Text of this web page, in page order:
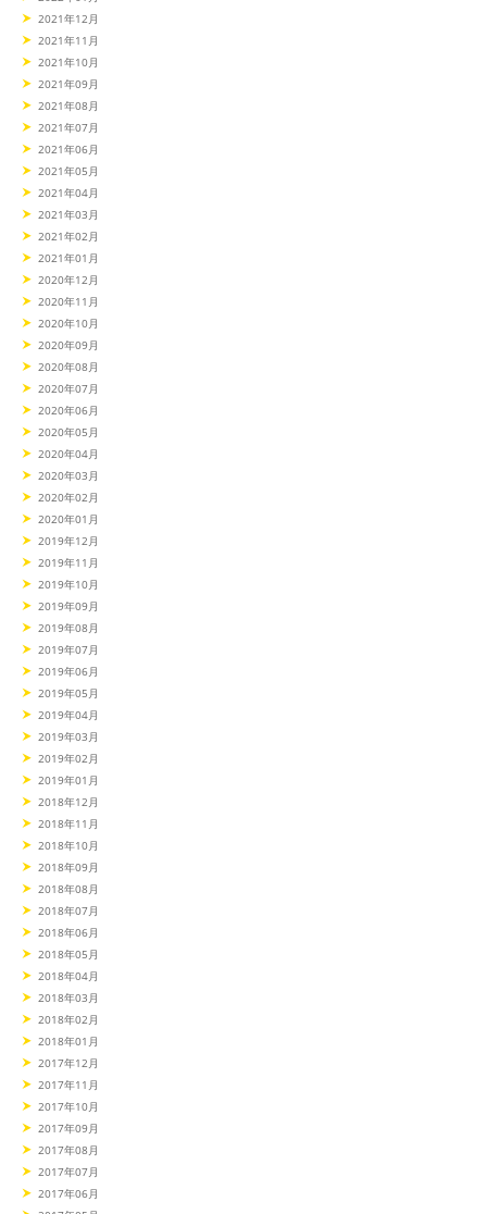
2021年12月
2021年11月
2021年10月
2021年09月
2021年08月
2021年07月
2021年06月
2021年05月
2021年04月
2021年03月
2021年02月
2021年01月
2020年12月
2020年11月
2020年10月
2020年09月
2020年08月
2020年07月
2020年06月
2020年05月
2020年04月
2020年03月
2020年02月
2020年01月
2019年12月
2019年11月
2019年10月
2019年09月
2019年08月
2019年07月
2019年06月
2019年05月
2019年04月
2019年03月
2019年02月
2019年01月
2018年12月
2018年11月
2018年10月
2018年09月
2018年08月
2018年07月
2018年06月
2018年05月
2018年04月
2018年03月
2018年02月
2018年01月
2017年12月
2017年11月
2017年10月
2017年09月
2017年08月
2017年07月
2017年06月